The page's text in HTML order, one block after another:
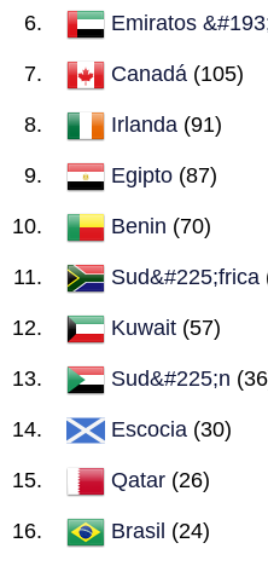
Emiratos
Canadá (105)
Irlanda (91)
Egipto (87)
Benin (70)
Sud&#225;frica
Kuwait (57)
Sud&#225;n
Escocia (30)
Qatar (26)
Brasil (24)